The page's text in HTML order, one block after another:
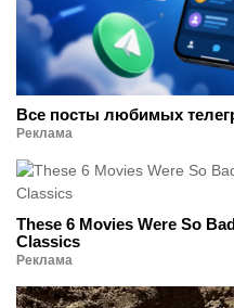
Все посты любимых
Реклама
These 6 Movies Were So
Classics
Реклама